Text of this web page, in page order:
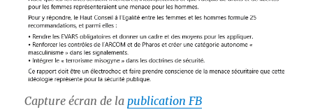
Capture écran de la publication FB